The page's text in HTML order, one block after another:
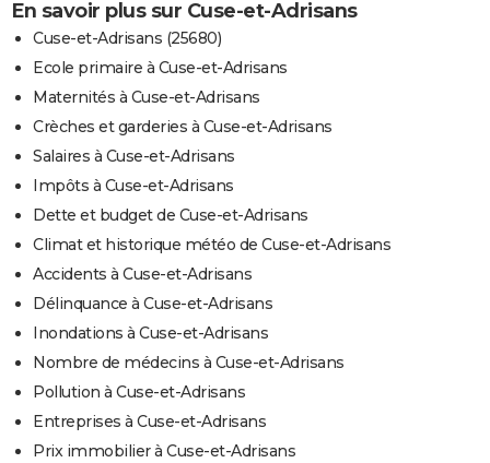
En savoir plus sur Cuse-et-Adrisans
Cuse-et-Adrisans (25680)
Ecole primaire à Cuse-et-Adrisans
Maternités à Cuse-et-Adrisans
Crèches et garderies à Cuse-et-Adrisans
Salaires à Cuse-et-Adrisans
Impôts à Cuse-et-Adrisans
Dette et budget de Cuse-et-Adrisans
Climat et historique météo de Cuse-et-Adrisans
Accidents à Cuse-et-Adrisans
Délinquance à Cuse-et-Adrisans
Inondations à Cuse-et-Adrisans
Nombre de médecins à Cuse-et-Adrisans
Pollution à Cuse-et-Adrisans
Entreprises à Cuse-et-Adrisans
Prix immobilier à Cuse-et-Adrisans